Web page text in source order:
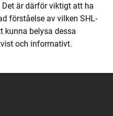
är därför viktigt att ha
förståelse av vilken SHL-
kunna belysa dessa
och informativt.